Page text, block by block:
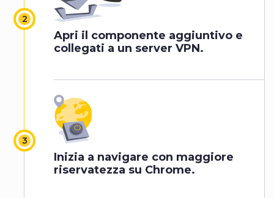
Apri il componente aggiuntivo e
collegati a un server VPN.
Inizia a navigare con maggiore
riservatezza su Chrome.